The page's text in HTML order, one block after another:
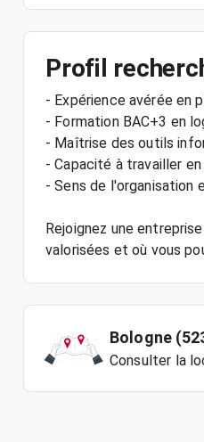
Profil
- Expérience avérée en
- Formation BAC+3 en
- Maîtrise des outils
- Capacité à travailler
- Sens de l'organisation
Rejoignez une
Bologne
Consulter la